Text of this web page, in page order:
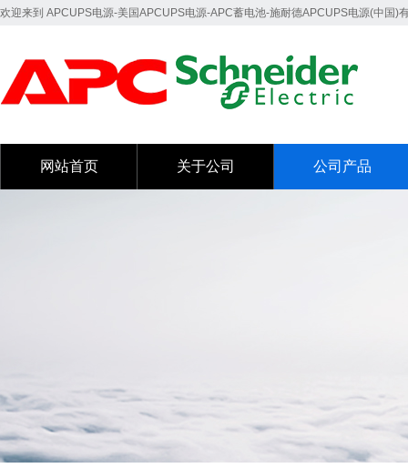
欢迎来到 APCUPS电源-美国APCUPS电源-APC蓄电池-施耐德APCUPS电源(中国)
网站首页 关于公司 公司产品